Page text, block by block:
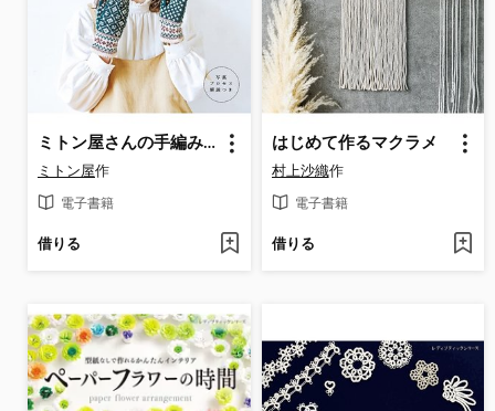
ミトン屋さんの手編みのミトンとこもの
ミトン屋作
電子書籍
借りる
はじめて作るマクラメ
村上沙織作
電子書籍
借りる